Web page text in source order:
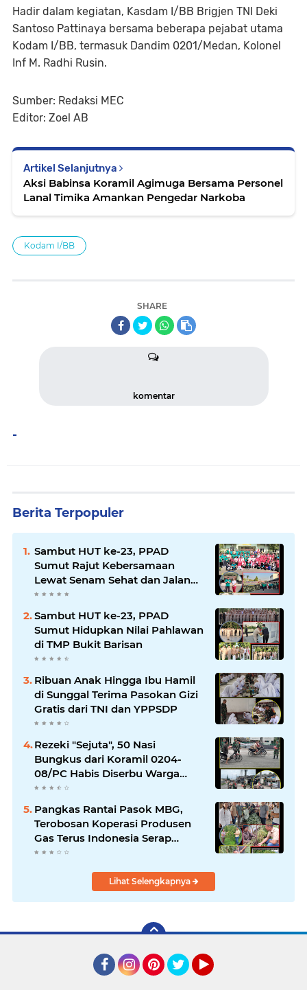
Hadir dalam kegiatan, Kasdam I/BB Brigjen TNI Deki
Santoso Pattinaya bersama beberapa pejabat utama
Kodam I/BB, termasuk Dandim 0201/Medan, Kolonel
Inf M. Radhi Rusin.
Sumber: Redaksi MEC
Editor: Zoel AB
Artikel Selanjutnya
Aksi Babinsa Koramil Agimuga Bersama Personel
Lanal Timika Amankan Pengedar Narkoba
Kodam I/BB
SHARE
komentar
-
Berita Terpopuler
Sambut HUT ke-23, PPAD
Sumut Rajut Kebersamaan
Lewat Senam Sehat dan Jalan
Santai di Mako Bekangdam I/BB
Sambut HUT ke-23, PPAD
Sumut Hidupkan Nilai Pahlawan
di TMP Bukit Barisan
Ribuan Anak Hingga Ibu Hamil
di Sunggal Terima Pasokan Gizi
Gratis dari TNI dan YPPSDP
Rezeki "Sejuta", 50 Nasi
Bungkus dari Koramil 0204-
08/PC Habis Diserbu Warga
Pantai Cermin
Pangkas Rantai Pasok MBG,
Terobosan Koperasi Produsen
Gas Terus Indonesia Serap
Panen Petani
Lihat Selengkapnya